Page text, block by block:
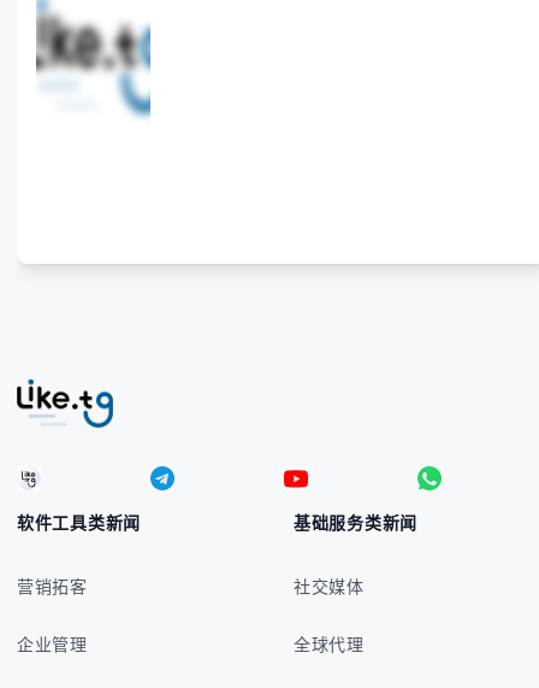
软件工具类新闻
营销拓客
企业管理
基础服务类新闻
社交媒体
全球代理